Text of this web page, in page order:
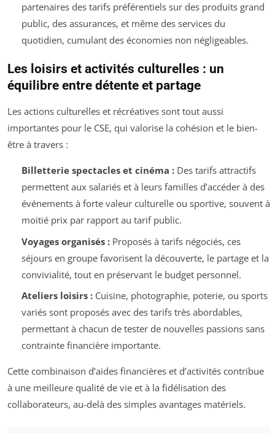
partenaires des tarifs préférentiels sur des produits grand
public, des assurances, et même des services du
quotidien, cumulant des économies non négligeables.
Les loisirs et activités culturelles : un
équilibre entre détente et partage
Les actions culturelles et récréatives sont tout aussi
importantes pour le CSE, qui valorise la cohésion et le bien-
être à travers :
Billetterie spectacles et cinéma :Des tarifs attractifs
permettent aux salariés et à leurs familles d’accéder à des
événements à forte valeur culturelle ou sportive, souvent à
moitié prix par rapport au tarif public.
Voyages organisés :Proposés à tarifs négociés, ces
séjours en groupe favorisent la découverte, le partage et la
convivialité, tout en préservant le budget personnel.
Ateliers loisirs :Cuisine, photographie, poterie, ou sports
variés sont proposés avec des tarifs très abordables,
permettant à chacun de tester de nouvelles passions sans
contrainte financière importante.
Cette combinaison d’aides financières et d’activités contribue
à une meilleure qualité de vie et à la fidélisation des
collaborateurs, au-delà des simples avantages matériels.